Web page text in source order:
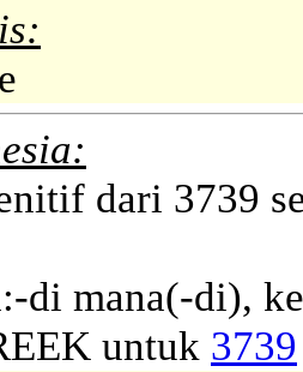
dari 3739
di mana(-di),
untuk 3739